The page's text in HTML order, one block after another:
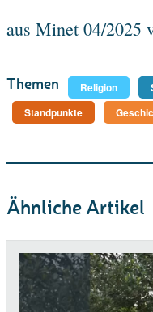
aus Minet 04/2025
Themen Religion
Standpunkte
Ähnliche Artikel